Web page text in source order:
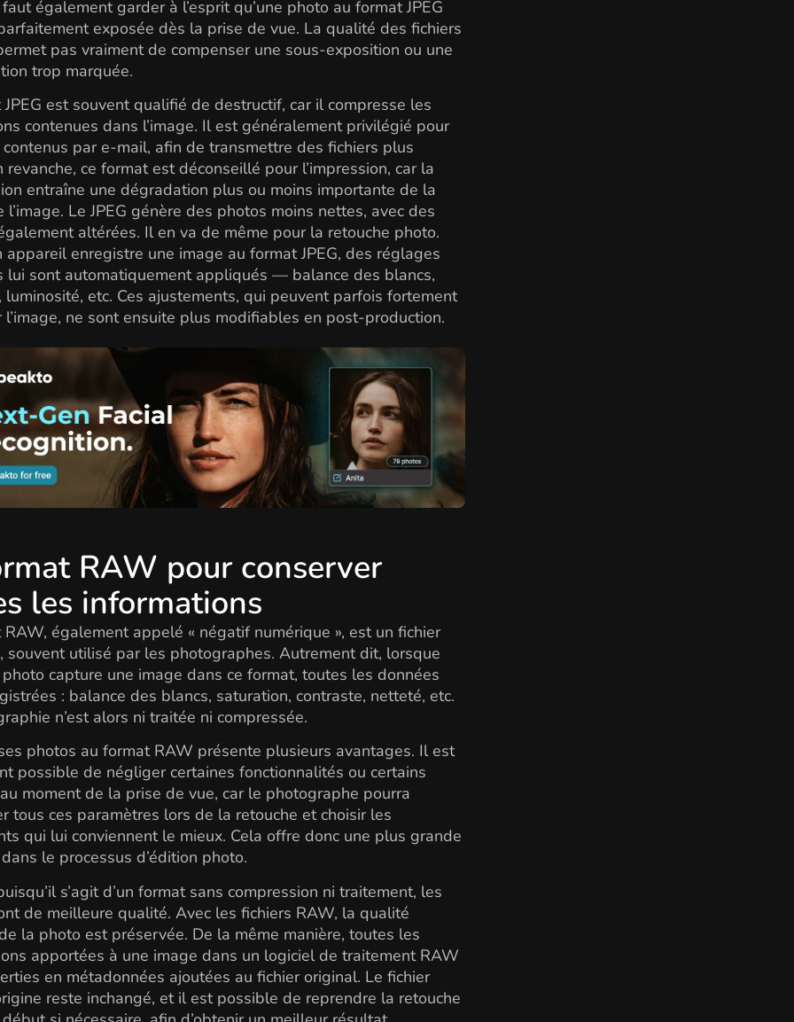
également garder à l’esprit qu’une photo au format JPEG
exposée dès la prise de vue. La qualité des fichiers
pas vraiment de compenser une sous-exposition ou une
trop marquée.
est souvent qualifié de destructif, car il compresse les
contenues dans l’image. Il est généralement privilégié pour
contenus par e-mail, afin de transmettre des fichiers plus
revanche, ce format est déconseillé pour l’impression, car la
entraîne une dégradation plus ou moins importante de la
Le JPEG génère des photos moins nettes, avec des
altérées. Il en va de même pour la retouche photo.
appareil enregistre une image au format JPEG, des réglages
lui sont automatiquement appliqués — balance des blancs,
luminosité, etc. Ces ajustements, qui peuvent parfois fortement
l’image, ne sont ensuite plus modifiables en post-production.
RAW pour conserver
les informations
également appelé « négatif numérique », est un fichier
souvent utilisé par les photographes. Autrement dit, lorsque
photo capture une image dans ce format, toutes les données
: balance des blancs, saturation, contraste, netteté, etc.
n’est alors ni traitée ni compressée.
photos au format RAW présente plusieurs avantages. Il est
possible de négliger certaines fonctionnalités ou certains
moment de la prise de vue, car le photographe pourra
tous ces paramètres lors de la retouche et choisir les
qui lui conviennent le mieux. Cela offre donc une plus grande
le processus d’édition photo.
s’agit d’un format sans compression ni traitement, les
de meilleure qualité. Avec les fichiers RAW, la qualité
la photo est préservée. De la même manière, toutes les
apportées à une image dans un logiciel de traitement RAW
en métadonnées ajoutées au fichier original. Le fichier
reste inchangé, et il est possible de reprendre la retouche